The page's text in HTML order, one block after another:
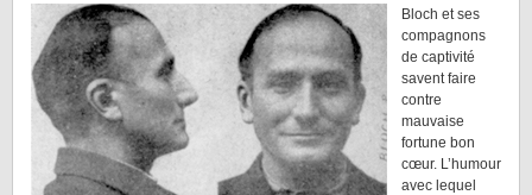
Bloch et ses
compagnons
de captivité
savent faire
contre
mauvaise
fortune bon
cœur. L’humour
avec lequel